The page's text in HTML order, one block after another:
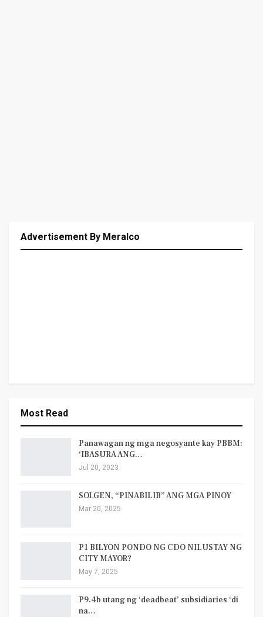
Advertisement By Meralco
Most Read
Panawagan ng mga negosyante kay PBBM:
‘IBASURA ANG…
Jul 20, 2023
SOLGEN, “PINABILIB” ANG MGA PINOY
Mar 20, 2025
P1 BILYON PONDO NG CDO NILUSTAY NG
CITY MAYOR?
May 7, 2025
P9.4b utang ng ‘deadbeat’ subsidiaries ‘di
na…